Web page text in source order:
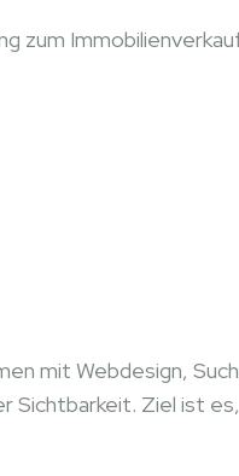
zum
mit Webdesign,
Sichtbarkeit. Ziel ist